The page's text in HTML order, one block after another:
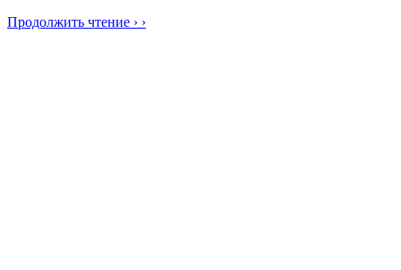
Продолжить чтение › ›